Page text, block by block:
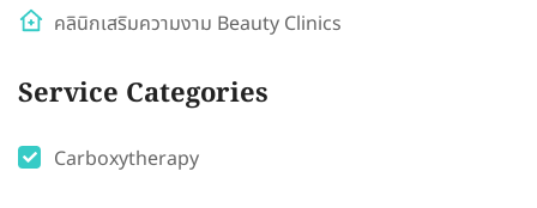
คลินิกเสริมความงาม Beauty Clinics
Service Categories
Carboxytherapy